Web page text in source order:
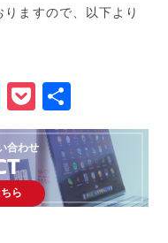
ますので、以下より
HatenaPocket
有
合わせ
ら